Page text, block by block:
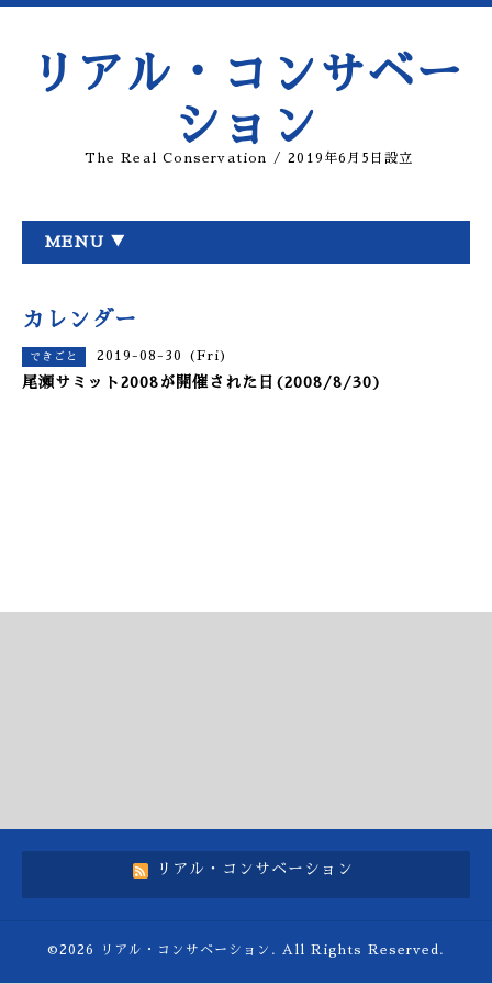
リアル・コンサベー
ション
The Real Conservation / 2019年6月5日設立
MENU ▼
カレンダー
できごと 2019-08-30 (Fri)
尾瀬サミット2008が開催された日(2008/8/30)
リアル・コンサベーション
©2026 リアル・コンサベーション . All Rights Reserved.